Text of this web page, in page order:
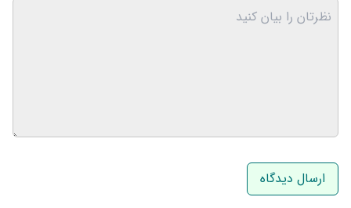
نام و نام خانوادگی